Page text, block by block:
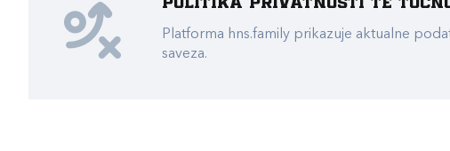
Politika privatnosti te
Platforma hns.family prikazuje aktualne
saveza.